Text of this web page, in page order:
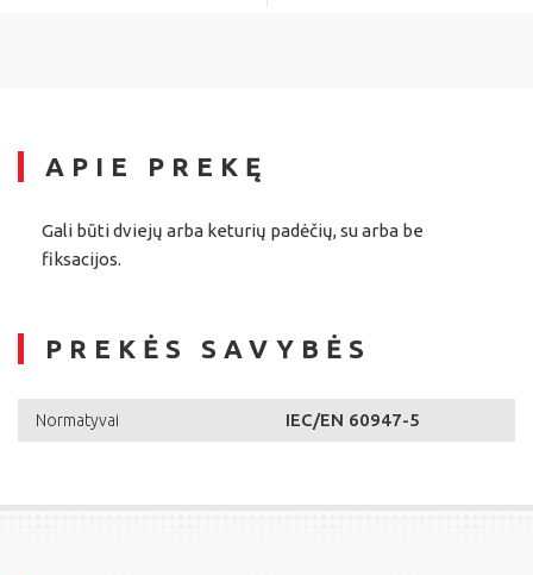
APIE PREKĘ
Gali būti dviejų arba keturių padėčių, su arba be
fiksacijos.
PREKĖS SAVYBĖS
Normatyvai IEC/EN 60947-5